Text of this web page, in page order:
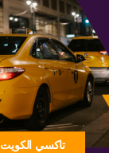
تاكسي الكويت